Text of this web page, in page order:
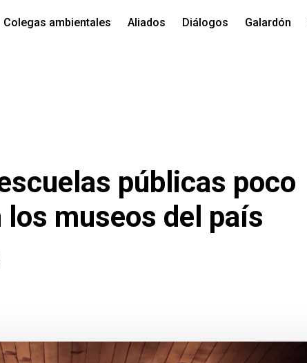
Colegas ambientales Aliados Diálogos Galardón
públicas poco
museos del país